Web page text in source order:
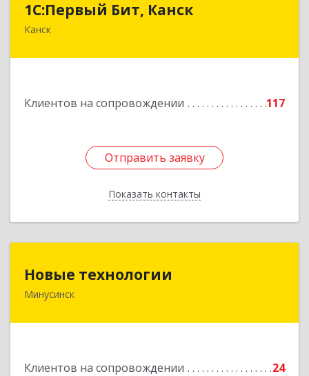
1С:Первый Бит, Канск
Канск
Клиентов на сопровождении 117
Отправить заявку
Показать контакты
Отправить заявку
Назад
Новые технологии
Минусинск
Клиентов на сопровождении 24
662606, Красноярский край, Минусинск г,